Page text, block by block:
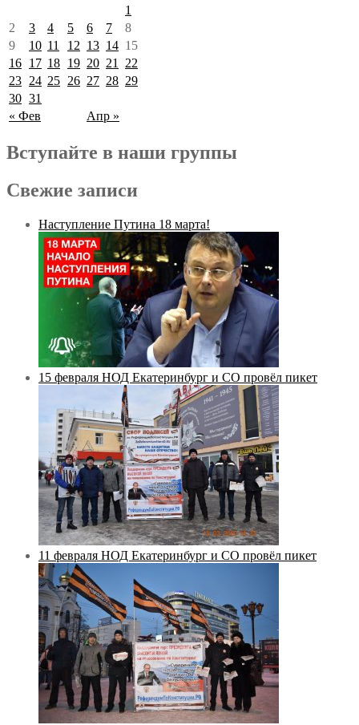
« Фев Апр »
1
2
3 4 5 6 7
8
9
10 11 12 13 14 15
16 17 18 19 20 21
22
23 24 25 26 27 28 29
30 31
Вступайте в наши группы
Свежие записи
Наступление Путина 18 марта!
15 февраля НОД Екатеринбург и СО провёл пикет
11 февраля НОД Екатеринбург и СО провёл пикет